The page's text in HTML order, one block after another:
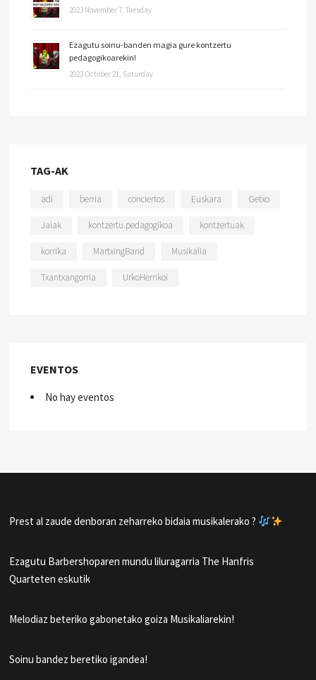
2023 November 7, Tuesday
Ezagutu soinu-banden magia gure kontzertu
pedagogikoarekin!
2023 October 21, Saturday
TAG-AK
adi berria conciertos Euskara Getxo
Jaiak kontzertu.pedagogikoa kontzertuak
korrika MartxingBand Musikalia
Txantxangorria UrkoHerrikoi
EVENTOS
No hay eventos
Prest al zaude denboran zeharreko bidaia musikalerako ?
Ezagutu Barbershoparen mundu liluragarria The Hanfris
Quarteten eskutik
Melodiaz beteriko gabonetako goiza Musikaliarekin!
Soinu bandez beretiko igandea!